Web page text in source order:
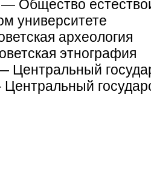
Общество
университете
археология
этнография